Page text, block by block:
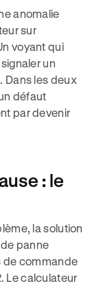
anomalie
sur
voyant qui
un
Dans les deux
défaut
par devenir
: le
la solution
panne
de commande
Le calculateur